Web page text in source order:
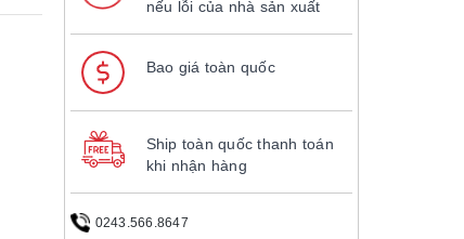
nếu lỗi của nhà sản xuất
Bao giá toàn quốc
Ship toàn quốc thanh toán
khi nhận hàng
0243.566.8647